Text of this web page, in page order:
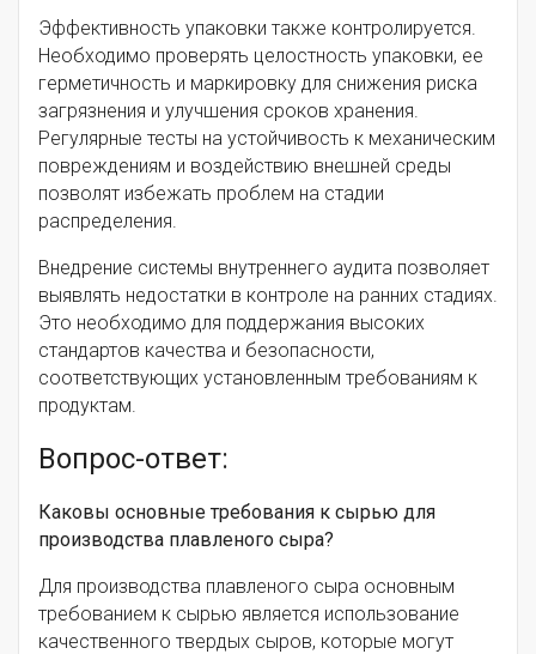
Эффективность упаковки также контролируется.
Необходимо проверять целостность упаковки, ее
герметичность и маркировку для снижения риска
загрязнения и улучшения сроков хранения.
Регулярные тесты на устойчивость к механическим
повреждениям и воздействию внешней среды
позволят избежать проблем на стадии
распределения.
Внедрение системы внутреннего аудита позволяет
выявлять недостатки в контроле на ранних стадиях.
Это необходимо для поддержания высоких
стандартов качества и безопасности,
соответствующих установленным требованиям к
продуктам.
Вопрос-ответ:
Каковы основные требования к сырью для
производства плавленого сыра?
Для производства плавленого сыра основным
требованием к сырью является использование
качественного твердых сыров, которые могут